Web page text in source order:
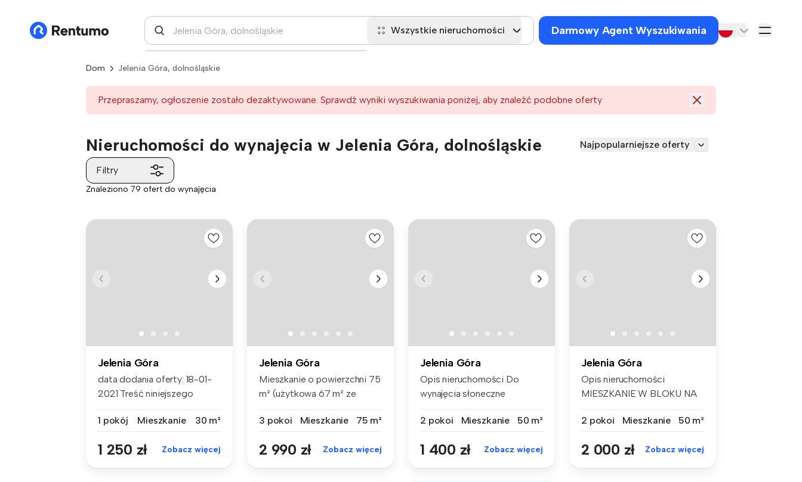
Wszystkie nieruchomości Darmowy Agent Wyszukiwania
Dom Jelenia Góra, dolnośląskie
Przepraszamy, ogłoszenie zostało dezaktywowane. Sprawdź wyniki wyszukiwania poniżej, aby znaleźć podobne oferty
Nieruchomości do wynajęcia w Jelenia Góra, dolnośląskie Najpopularniejsze oferty
Filtry
Znaleziono 79 ofert do wynajęcia
Jelenia Góra
data dodania oferty: 18-01-
2021 Treść niniejszego
1 pokój
Mieszkanie 30 m²
1 250 zł Zobacz więcej
Jelenia Góra
Mieszkanie o powierzchni 75
m² (użytkowa 67 m² ze
3 pokoi
Mieszkanie 75 m²
2 990 zł Zobacz więcej
Jelenia Góra
Opis nieruchomości Do
wynajęcia słoneczne
2 pokoi
Mieszkanie 50 m²
1 400 zł Zobacz więcej
Jelenia Góra
Opis nieruchomości
MIESZKANIE W BLOKU NA
2 pokoi
Mieszkanie 50 m²
2 000 zł Zobacz więcej